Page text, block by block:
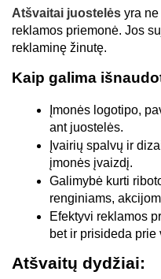
Atšvaitai juostelės yra
reklamos priemonė. Jos
reklaminę žinutę.
Kaip galima
Įmonės logotipo,
ant juostelės.
Įvairių spalvų ir
įmonės įvaizdį.
Galimybė kurti
renginiams,
Efektyvi reklamos
bet ir prisideda
Atšvaitų dydžiai: